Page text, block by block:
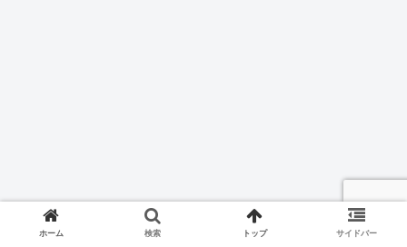
ホーム 検索 トップ サイドバー